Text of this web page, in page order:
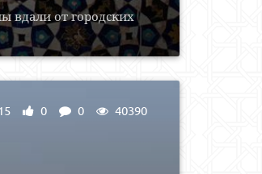
вдали от городских
0 0 40390